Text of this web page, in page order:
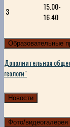
3
15.00-
16.40
Образовательные
Дополнительная
геологи"
Новости
Фото/видеогалерея